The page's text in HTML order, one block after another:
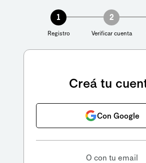
1
Registro
2
Verificar cuenta
Creá tu
Con Google
O con tu email